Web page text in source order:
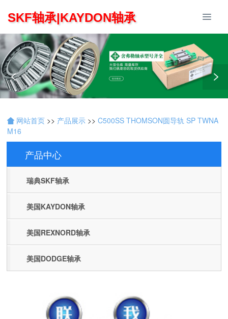
SKF轴承|KAYDON轴承
网站首页 >> 产品展示 >> C500SS THOMSON圆导轨 SP TWNA
M16
产品中心
Products
瑞典SKF轴承
美国KAYDON轴承
美国REXNORD轴承
美国DODGE轴承